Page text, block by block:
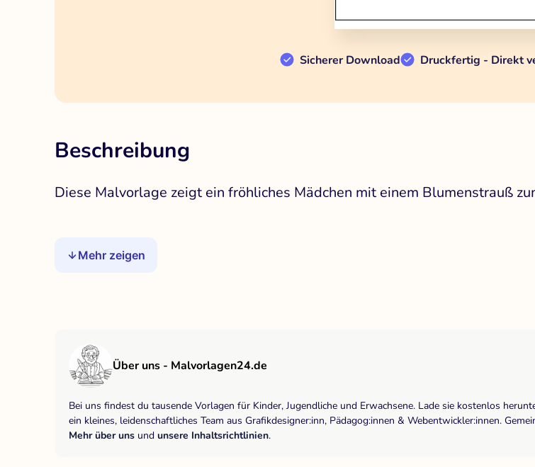
Sicherer Download Druckfertig - Direkt
Beschreibung
Diese Malvorlage zeigt ein fröhliches Mädchen mit einem Blumenstrauß
Mehr zeigen
Über uns - Malvorlagen24.de
Bei uns findest du tausende Vorlagen für Kinder, Jugendliche und Erwachsene. Lade sie kostenlos
ein kleines, leidenschaftliches Team aus Grafikdesigner:inn, Pädagog:innen & Webentwickler:innen.
Mehr über uns und unsere Inhaltsrichtlinien.